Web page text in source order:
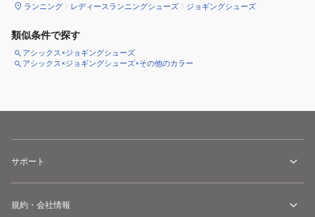
ランニング レディースランニングシューズ ジョギングシューズ
類似条件で探す
アシックス×ジョギングシューズ
アシックス×ジョギングシューズ×その他のカラー
サポート
規約・会社情報